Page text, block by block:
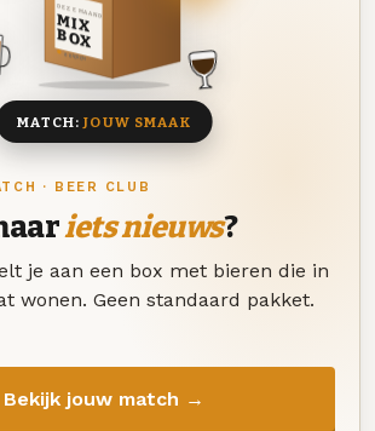
· BEER CLUB
iets nieuws?
je aan een box met bieren die in
wonen. Geen standaard pakket.
Bekijk jouw match →
DEZE MAAND
MIX
BOX
8 BIEREN
MATCH:JOUW SMAAK